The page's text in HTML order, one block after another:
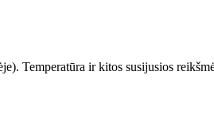
Temperatūra ir kitos susijusios